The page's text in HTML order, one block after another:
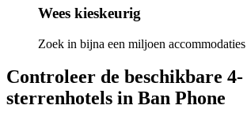
Wees kieskeurig
Zoek in bijna een miljoen
Controleer de beschikbare 4-
sterrenhotels in Ban Phone